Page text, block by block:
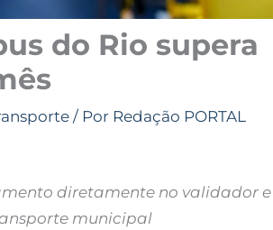
do Rio supera
/ Por Redação PORTAL
diretamente no validador e
municipal